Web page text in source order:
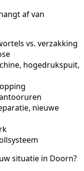
af van
vs. verzakking
hogedrukspuit,
nieuwe
situatie in Doorn?